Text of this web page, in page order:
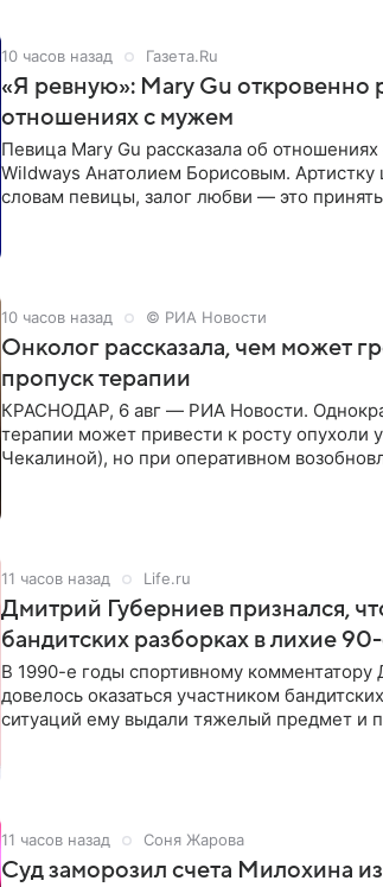
10 часов назад Газета.Ru
«Я ревную»: Mary Gu откровенно
отношениях с мужем
Певица Mary Gu рассказала об
Wildways Анатолием Борисовым. Артистку
словам певицы, залог любви — это
10 часов назад © РИА Новости
Онколог рассказала, чем может
пропуск терапии
КРАСНОДАР, 6 авг — РИА Новости.
терапии может привести к росту опухоли
Чекалиной), но при оперативном
11 часов назад Life.ru
Дмитрий Губерниев признался,
бандитских разборках в лихие
В 1990-е годы спортивному
довелось оказаться участником
ситуаций ему выдали тяжелый предмет и
11 часов назад Соня Жарова
Суд заморозил счета Милохина